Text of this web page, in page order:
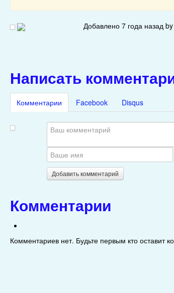
Добавлено7 года назад
Написать
Комментарии Facebook Disqus
Добавить комментарий
Комментарии
Комментариев нет. Будьте первым кто оставит